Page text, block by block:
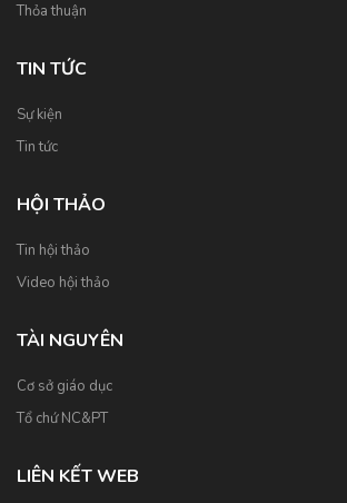
Thỏa thuận
TIN TỨC
Sự kiện
Tin tức
HỘI THẢO
Tin hội thảo
Video hội thảo
TÀI NGUYÊN
Cơ sở giáo dục
Tổ chứ NC&PT
LIÊN KẾT WEB